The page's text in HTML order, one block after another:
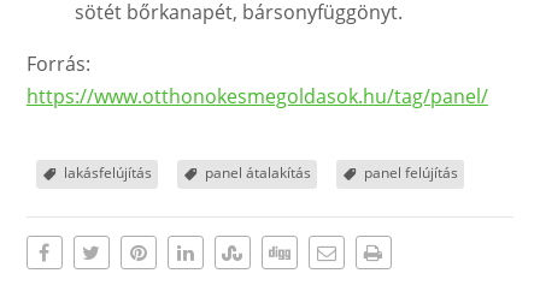
sötét bőrkanapét, bársonyfüggönyt.
Forrás:
https://www.otthonokesmegoldasok.hu/tag/panel/
lakásfelújítás panel átalakítás panel felújítás